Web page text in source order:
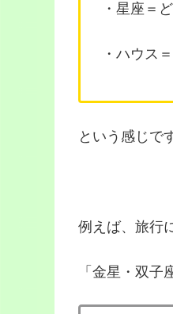
・星座＝
・ハウス
という感じで
例えば、旅行
「金星・双子